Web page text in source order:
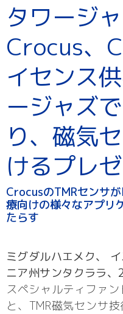
タワージ
Crocus、
イセンス
ージャズ
り、磁気
けるプレ
CrocusのTMRセンサ
療向けの様々なアプリ
たらす
ミグダルハエメク、
ニア州サンタクララ
スペシャルティファ
と、TMR磁気センサ